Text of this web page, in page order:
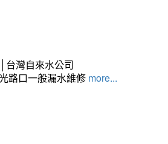
台灣自來水公司
路口一般漏水維修 more...